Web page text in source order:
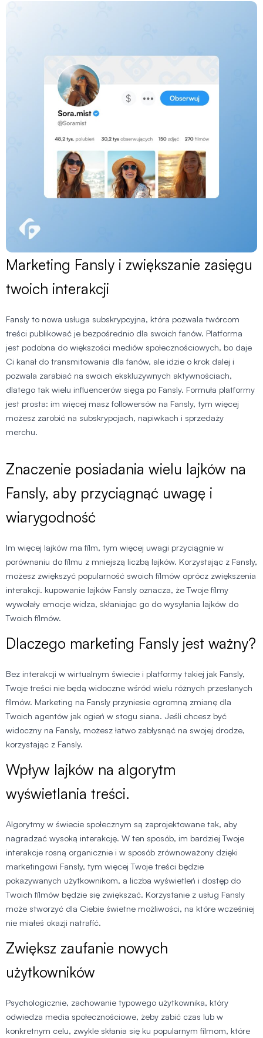
Marketing Fansly i zwiększanie zasięgu
twoich interakcji
Fansly to nowa usługa subskrypcyjna, która pozwala twórcom
treści publikować je bezpośrednio dla swoich fanów. Platforma
jest podobna do większości mediów społecznościowych, bo daje
Ci kanał do transmitowania dla fanów, ale idzie o krok dalej i
pozwala zarabiać na swoich ekskluzywnych aktywnościach,
dlatego tak wielu influencerów sięga po Fansly. Formuła platformy
jest prosta: im więcej masz followersów na Fansly, tym więcej
możesz zarobić na subskrypcjach, napiwkach i sprzedaży
merchu.
Znaczenie posiadania wielu lajków na
Fansly, aby przyciągnąć uwagę i
wiarygodność
Im więcej lajków ma film, tym więcej uwagi przyciągnie w
porównaniu do filmu z mniejszą liczbą lajków. Korzystając z Fansly,
możesz zwiększyć popularność swoich filmów oprócz zwiększenia
interakcji. kupowanie lajków Fansly oznacza, że Twoje filmy
wywołały emocje widza, skłaniając go do wysyłania lajków do
Twoich filmów.
Dlaczego marketing Fansly jest ważny?
Bez interakcji w wirtualnym świecie i platformy takiej jak Fansly,
Twoje treści nie będą widoczne wśród wielu różnych przesłanych
filmów. Marketing na Fansly przyniesie ogromną zmianę dla
Twoich agentów jak ogień w stogu siana. Jeśli chcesz być
widoczny na Fansly, możesz łatwo zabłysnąć na swojej drodze,
korzystając z Fansly.
Wpływ lajków na algorytm
wyświetlania treści.
Algorytmy w świecie społecznym są zaprojektowane tak, aby
nagradzać wysoką interakcję. W ten sposób, im bardziej Twoje
interakcje rosną organicznie i w sposób zrównoważony dzięki
marketingowi Fansly, tym więcej Twoje treści będzie
pokazywanych użytkownikom, a liczba wyświetleń i dostęp do
Twoich filmów będzie się zwiększać. Korzystanie z usług Fansly
może stworzyć dla Ciebie świetne możliwości, na które wcześniej
nie miałeś okazji natrafić.
Zwiększ zaufanie nowych
użytkowników
Psychologicznie, zachowanie typowego użytkownika, który
odwiedza media społecznościowe, żeby zabić czas lub w
konkretnym celu, zwykle skłania się ku popularnym filmom, które